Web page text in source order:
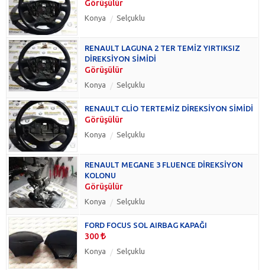
Görüşülür
Konya Selçuklu
RENAULT LAGUNA 2 TER TEMİZ YIRTIKSIZ
DİREKSİYON SİMİDİ
Görüşülür
Konya Selçuklu
RENAULT CLİO TERTEMİZ DİREKSİYON SİMİDİ
Görüşülür
Konya Selçuklu
RENAULT MEGANE 3 FLUENCE DİREKSİYON
KOLONU
Görüşülür
Konya Selçuklu
FORD FOCUS SOL AIRBAG KAPAĞI
300
Konya Selçuklu